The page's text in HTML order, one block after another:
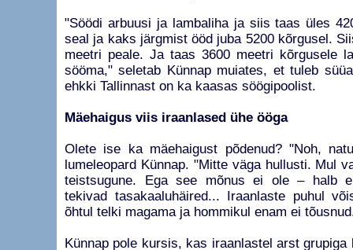
"Söödi arbuusi ja lambaliha ja siis taas üles
seal ja kaks järgmist ööd juba 5200 kõrgusel.
meetri peale. Ja taas 3600 meetri kõrgusele
sööma," seletab Künnap muiates, et tuleb
ehkki Tallinnast on ka kaasas söögipoolist.
Mäehaigus viis iraanlased ühe ööga
Olete ise ka mäehaigust põdenud? "Noh,
lumeleopard Künnap. "Mitte väga hullusti. Mul
teistsugune. Ega see mõnus ei ole – halb
tekivad tasakaaluhäired... Iraanlaste puhul
õhtul telki magama ja hommikul enam ei
Künnap pole kursis, kas iraanlastel arst